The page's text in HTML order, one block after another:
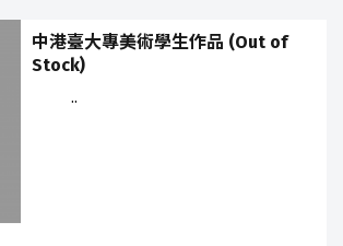
中港臺大專美術學生作品 (Out of
Stock)
..